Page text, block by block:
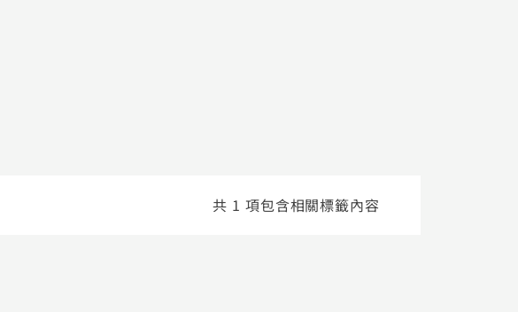
共 1 項包含相關標籤內容